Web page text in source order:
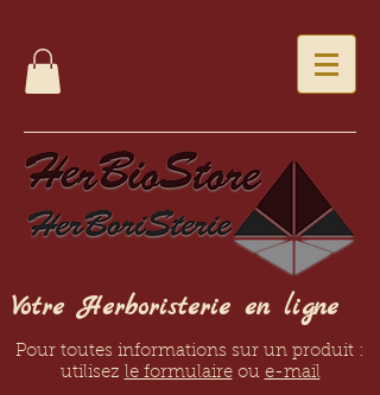
Votre Herboristerie en ligne
Pour toutes informations sur un produit :
utilisez le formulaireou e-mail